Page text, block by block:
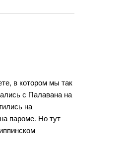
в котором мы так
с Палавана на
на
пароме. Но тут